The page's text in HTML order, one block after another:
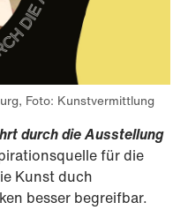
Foto: Kunstvermittlung
durch die Ausstellung
für die
Kunst duch
besser begreifbar.